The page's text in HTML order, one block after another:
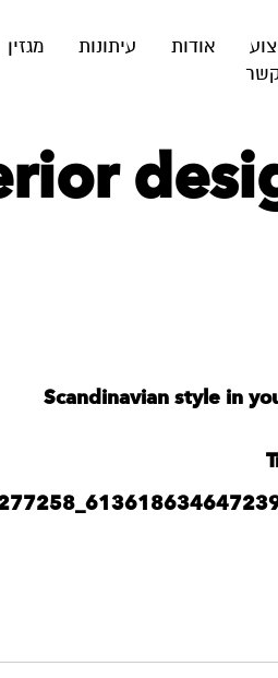
אודות עיתונות מגזין
design
Scandinavian style in